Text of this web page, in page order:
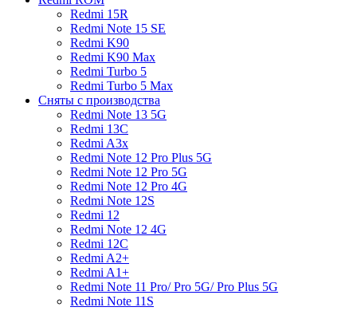
Redmi 15R
Redmi Note 15 SE
Redmi K90
Redmi K90 Max
Redmi Turbo 5
Redmi Turbo 5 Max
Сняты с производства
Redmi Note 13 5G
Redmi 13C
Redmi A3x
Redmi Note 12 Pro Plus 5G
Redmi Note 12 Pro 5G
Redmi Note 12 Pro 4G
Redmi Note 12S
Redmi 12
Redmi Note 12 4G
Redmi 12C
Redmi A2+
Redmi A1+
Redmi Note 11 Pro/ Pro 5G/ Pro Plus 5G
Redmi Note 11S